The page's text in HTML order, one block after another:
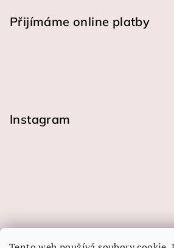
Přijímáme online platby
Instagram